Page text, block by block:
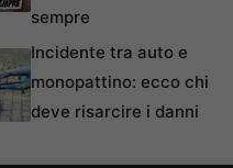
sempre
Incidente tra auto e
monopattino: ecco chi
deve risarcire i danni